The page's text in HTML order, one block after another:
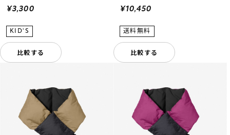
¥3,300
比較する
¥10,450
比較する